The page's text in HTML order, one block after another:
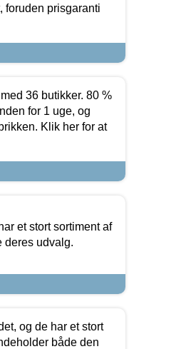
foruden prisgaranti
36 butikker. 80 %
for 1 uge, og
Klik her for at
et stort sortiment af
deres udvalg.
og de har et stort
både den